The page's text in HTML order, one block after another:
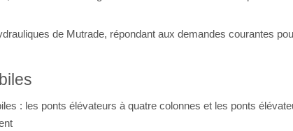
de Mutrade, répondant aux demandes courantes
: les ponts élévateurs à quatre colonnes et les ponts